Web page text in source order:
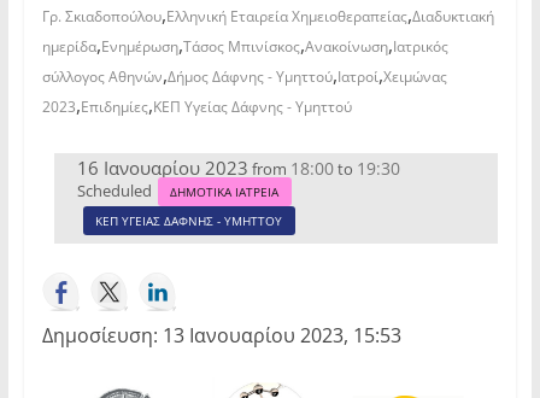
Γρ. Σκιαδοπούλου,Ελληνική Εταιρεία Χημειοθεραπείας,Διαδυκτιακή
ημερίδα,Ενημέρωση,Τάσος Μπινίσκος,Ανακοίνωση,Ιατρικός
σύλλογος Αθηνών,Δήμος Δάφνης - Υμηττού,Ιατροί,Χειμώνας
2023,Επιδημίες,ΚΕΠ Υγείας Δάφνης - Υμηττού
16 Ιανουαρίου 2023 from 18:00to 19:30
Scheduled
ΔΗΜΟΤΙΚΑ ΙΑΤΡΕΙΑ
ΚΕΠ ΥΓΕΙΑΣ ΔΑΦΝΗΣ - ΥΜΗΤΤΟΥ
Δημοσίευση: 13 Ιανουαρίου 2023, 15:53